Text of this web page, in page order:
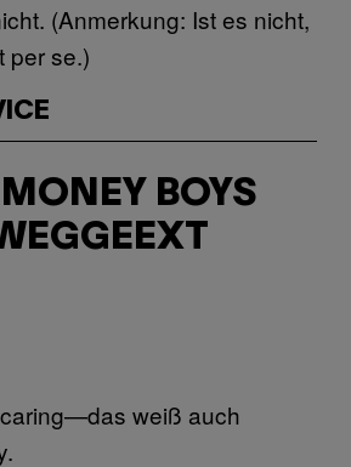
(Anmerkung: Ist es nicht,
per se.)
BOYS
weiß auch